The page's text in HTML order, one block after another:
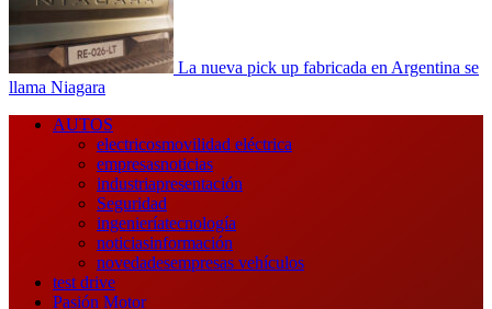
La nueva pick up fabricada en Argentina se
llama Niagara
Menú
AUTOS
electricosmovilidad eléctrica
empresasnoticias
industriapresentación
Seguridad
ingenieríatecnología
noticiasinformación
novedadesempresas vehículos
test drive
Pasión Motor